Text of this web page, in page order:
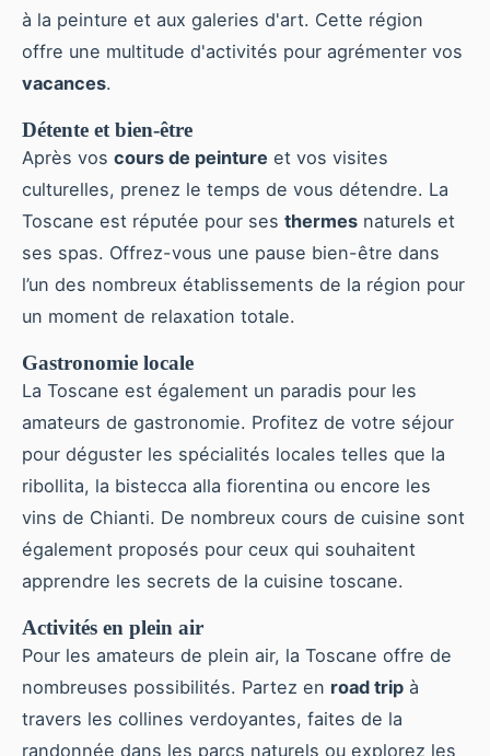
à la peinture et aux galeries d'art. Cette région
offre une multitude d'activités pour agrémenter vos
vacances.
Détente et bien-être
Après vos cours de peinture et vos visites
culturelles, prenez le temps de vous détendre. La
Toscane est réputée pour ses thermes naturels et
ses spas. Offrez-vous une pause bien-être dans
l’un des nombreux établissements de la région pour
un moment de relaxation totale.
Gastronomie locale
La Toscane est également un paradis pour les
amateurs de gastronomie. Profitez de votre séjour
pour déguster les spécialités locales telles que la
ribollita, la bistecca alla fiorentina ou encore les
vins de Chianti. De nombreux cours de cuisine sont
également proposés pour ceux qui souhaitent
apprendre les secrets de la cuisine toscane.
Activités en plein air
Pour les amateurs de plein air, la Toscane offre de
nombreuses possibilités. Partez en road trip à
travers les collines verdoyantes, faites de la
randonnée dans les parcs naturels ou explorez les